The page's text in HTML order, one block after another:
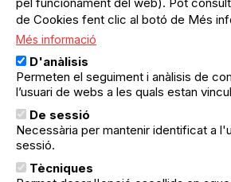
Contacte
Menú
Legal
Política de privacitat
Avís legal
Política de cookies
El Quèdequè no es fa responsable de
programades; en són responsables els
organitzadors.
de Cookies fent clic al botó de Més
Més informació
D'anàlisis
Permeten el seguiment i anàlisis de
l’usuari de webs a les quals estan
De sessió
Necessària per mantenir identificat a
sessió.
Tècniques